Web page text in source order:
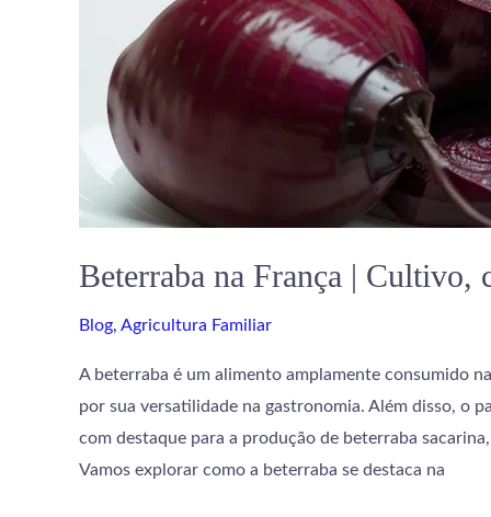
Beterraba na França | Cultivo,
Blog, Agricultura Familiar
A beterraba é um alimento amplamente consumido
por sua versatilidade na gastronomia. Além disso, o
com destaque para a produção de beterraba
Vamos explorar como a beterraba se destaca na